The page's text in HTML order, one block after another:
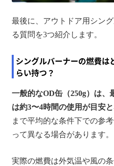
最後に、アウトドア用シン
る質問を3つ紹介します。
シングルバーナーの燃費は
らい持つ？
一般的なOD缶（250g）は、
は約3〜4時間の使用が目安と
まで平均的な条件下での参
って異なる場合があります。
実際の燃費は外気温や風の